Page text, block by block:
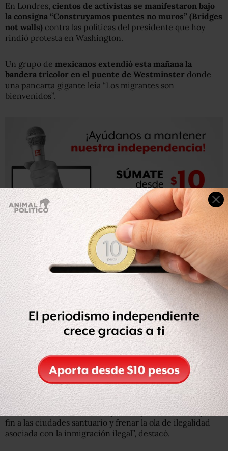
En Londres, cientos de activistas se manifestaron bajo
la consigna “Construyamos puentes no muros” (Bridges
not walls) contra las políticas del presidente que hoy
rindió protesta en Washington.
Un grupo de mexicanos extendió esta mañana la
bandera tricolor en el puente de Westminster donde
una pancarta gigante leía “Los migrantes son
bienvenidos”.
La
Casa Blanca de Donald Trump definió la salida del
TPP, la renegociación del TLCAN, el muro en su
frontera sur , el fin de las ciudades santuario y la
deportación de inmigrantes con récord criminal entre
lasprioridades del nuevo gobierno.
“El presidente Trump está comprometido a construir el
muro fronterizo para detener la inmigración ilegal
detener las pandillas y la violencia, detener las drogas
que llegan a nuestras comunidades”, señaló en una de sus
secciones.
“Está dedicado a hacer cumplir la leyes fronterizas, poner
fin a las ciudades santuario y frenar la ola de ilegalidad
asociada con la inmigración ilegal”, destacó.